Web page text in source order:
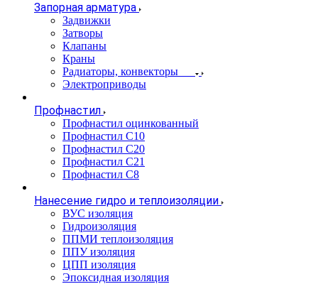
Запорная арматура
Задвижки
Затворы
Клапаны
Краны
Радиаторы, конвекторы
Электроприводы
Профнастил
Профнастил оцинкованный
Профнастил С10
Профнастил С20
Профнастил С21
Профнастил С8
Нанесение гидро и теплоизоляции
ВУС изоляция
Гидроизоляция
ППМИ теплоизоляция
ППУ изоляция
ЦПП изоляция
Эпоксидная изоляция